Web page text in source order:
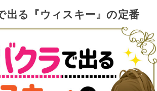
出る『ウィスキー』の定番